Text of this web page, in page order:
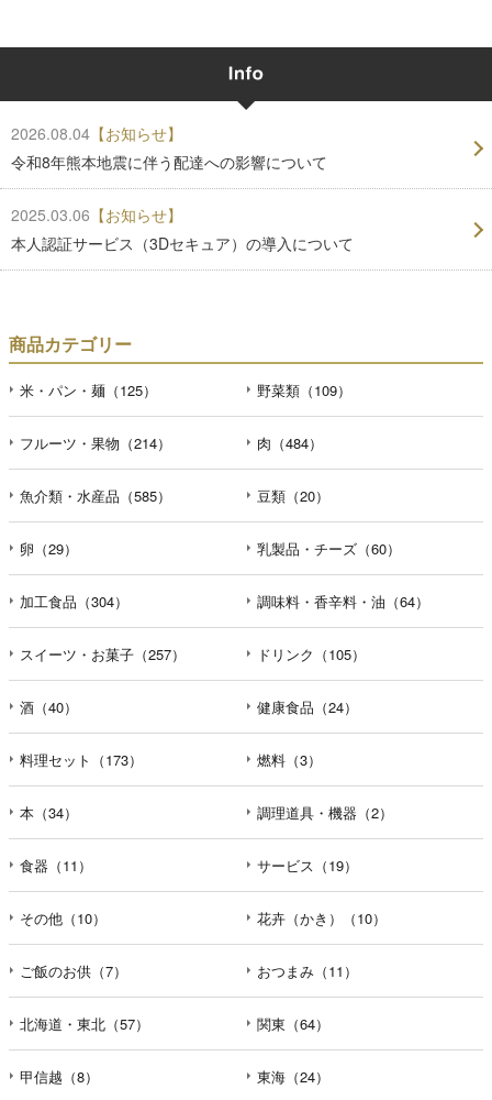
2026.08.04 【お知らせ】
令和8年熊本地震に伴う配達への影響について
2025.03.06 【お知らせ】
本人認証サービス（3Dセキュア）の導入について
商品カテゴリー
米・パン・麺（125） 野菜類（109）
フルーツ・果物（214） 肉（484）
魚介類・水産品（585） 豆類（20）
卵（29） 乳製品・チーズ（60）
加工食品（304） 調味料・香辛料・油（64）
スイーツ・お菓子（257） ドリンク（105）
酒（40） 健康食品（24）
料理セット（173） 燃料（3）
本（34） 調理道具・機器（2）
食器（11） サービス（19）
その他（10） 花卉（かき）（10）
ご飯のお供（7） おつまみ（11）
北海道・東北（57） 関東（64）
甲信越（8） 東海（24）